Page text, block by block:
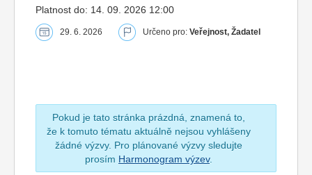
Platnost do: 14. 09. 2026 12:00
29. 6. 2026 Určeno pro: Veřejnost, Žadatel
Pokud je tato stránka prázdná, znamená to,
že k tomuto tématu aktuálně nejsou vyhlášeny
žádné výzvy. Pro plánované výzvy sledujte
prosím Harmonogram výzev.